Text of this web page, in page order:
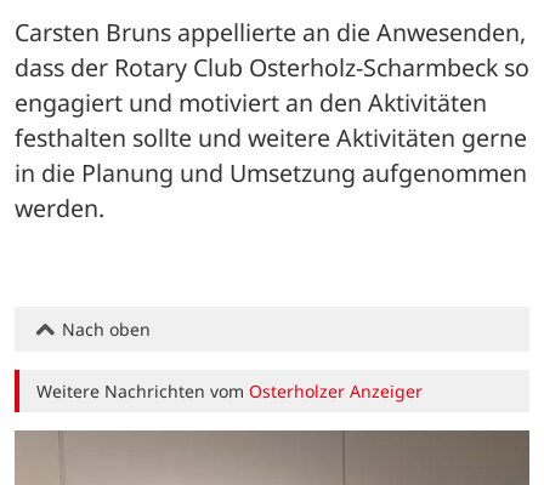
Carsten Bruns appellierte an die Anwesenden,
dass der Rotary Club Osterholz-Scharmbeck so
engagiert und motiviert an den Aktivitäten
festhalten sollte und weitere Aktivitäten gerne
in die Planung und Umsetzung aufgenommen
werden.
Nach oben
Weitere Nachrichten vomOsterholzer Anzeiger